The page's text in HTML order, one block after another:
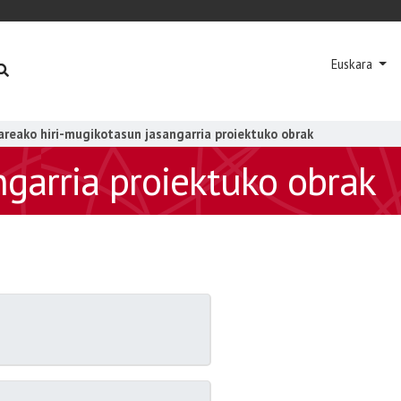
Euskara
hiri-mugikotasun jasangarria proiektuko obrak
proiektuko obrak